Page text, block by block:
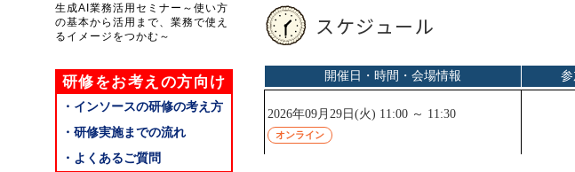
スケジュール
研修をお考えの方向け
・インソースの研修の考え方
・研修実施までの流れ
・よくあるご質問